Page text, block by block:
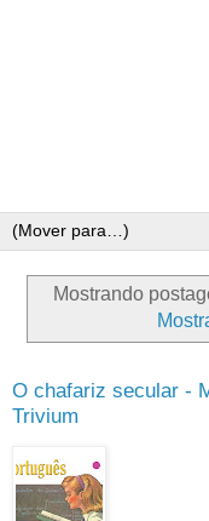
Mostrando
O chafariz secular -
Trivium